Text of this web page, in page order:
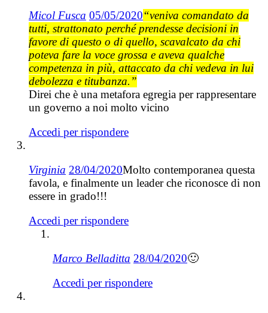
Micol Fusca 05/05/2020“veniva comandato da
tutti, strattonato perché prendesse decisioni in
favore di questo o di quello, scavalcato da chi
poteva fare la voce grossa e aveva qualche
competenza in più, attaccato da chi vedeva in lui
debolezza e titubanza.”
Direi che è una metafora egregia per rappresentare
un governo a noi molto vicino
Accedi per rispondere
Virginia 28/04/2020Molto contemporanea questa
favola, e finalmente un leader che riconosce di non
essere in grado!!!
Accedi per rispondere
Marco Belladitta 28/04/2020🙂
Accedi per rispondere